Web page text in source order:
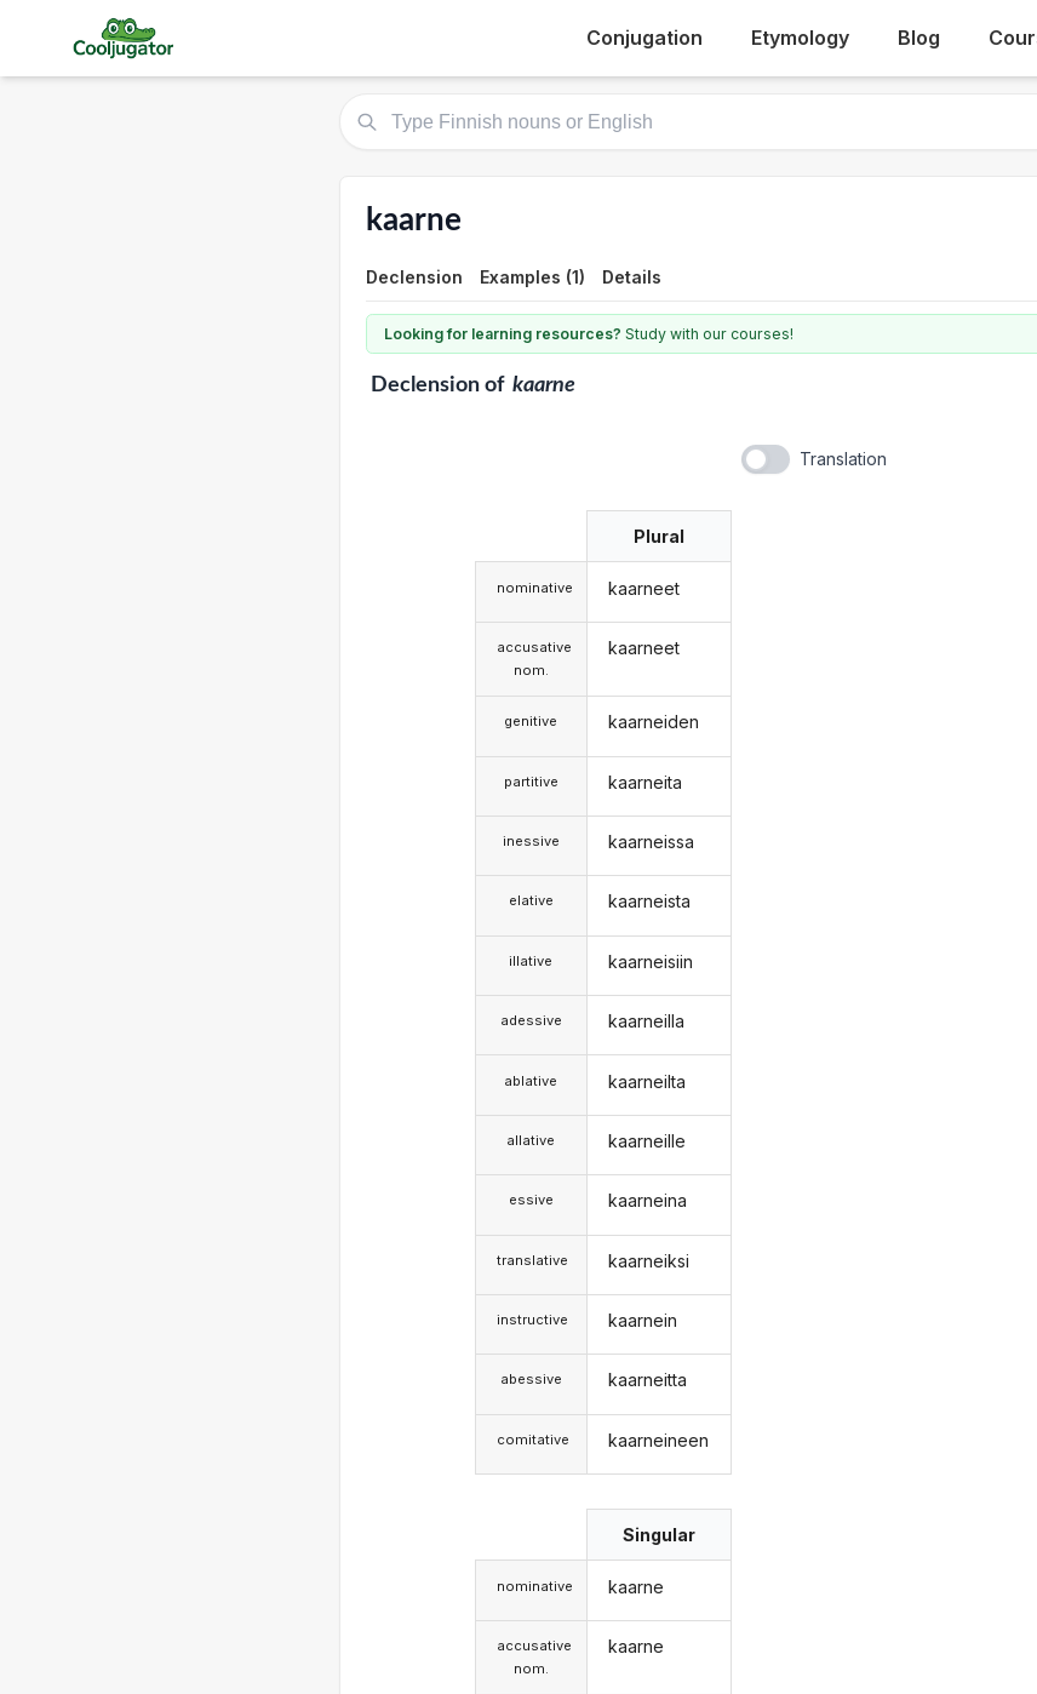
Conjugation Etymology Blog
kaarne
Declension Examples (1) Details
Looking for learning resources? Study with our courses!
Declensionof kaarne
Translation
nominative
accusative
nom.
genitive
partitive
inessive
elative
illative
adessive
ablative
allative
essive
translative
instructive
abessive
comitative
Plural
kaarneet
kaarneet
kaarneiden
kaarneita
kaarneissa
kaarneista
kaarneisiin
kaarneilla
kaarneilta
kaarneille
kaarneina
kaarneiksi
kaarnein
kaarneitta
kaarneineen
nominative
accusative
nom.
Singular
kaarne
kaarne